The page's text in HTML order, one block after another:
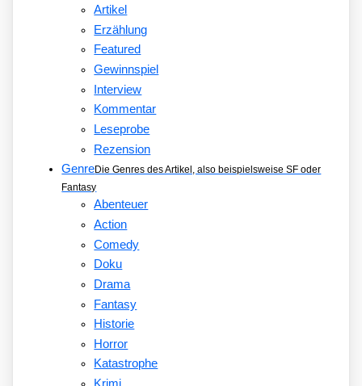
Artikel
Erzählung
Featured
Gewinnspiel
Interview
Kommentar
Leseprobe
Rezension
GenreDie Genres des Artikel, also beispielsweise SF oder
Fantasy
Abenteuer
Action
Comedy
Doku
Drama
Fantasy
Historie
Horror
Katastrophe